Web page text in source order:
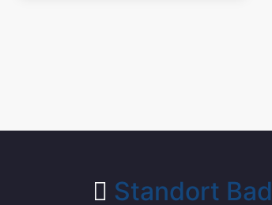
Standort Bad